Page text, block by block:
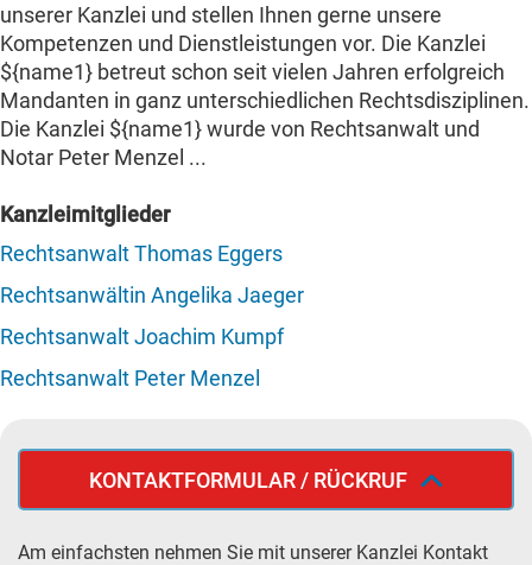
unserer Kanzlei und stellen Ihnen gerne unsere
Kompetenzen und Dienstleistungen vor. Die Kanzlei
${name1} betreut schon seit vielen Jahren erfolgreich
Mandanten in ganz unterschiedlichen Rechtsdisziplinen.
Die Kanzlei ${name1} wurde von Rechtsanwalt und
Notar Peter Menzel ...
Kanzleimitglieder
Rechtsanwalt Thomas Eggers
Rechtsanwältin Angelika Jaeger
Rechtsanwalt Joachim Kumpf
Rechtsanwalt Peter Menzel
KONTAKTFORMULAR / RÜCKRUF
Am einfachsten nehmen Sie mit unserer Kanzlei Kontakt